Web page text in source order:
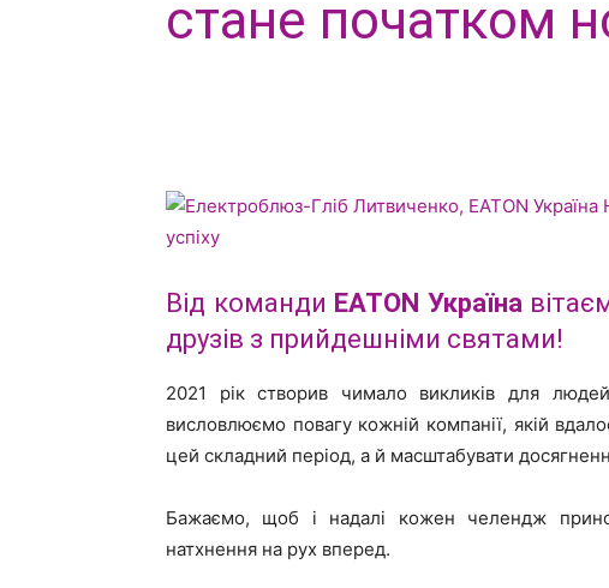
стане початком
Від команди EATON Україна
друзів з прийдешніми святами!
2021 рік створив чимало викликів для
висловлюємо повагу кожній компанії, якій
цей складний період, а й масштабувати
Бажаємо, щоб і надалі кожен челендж
натхнення на рух вперед.